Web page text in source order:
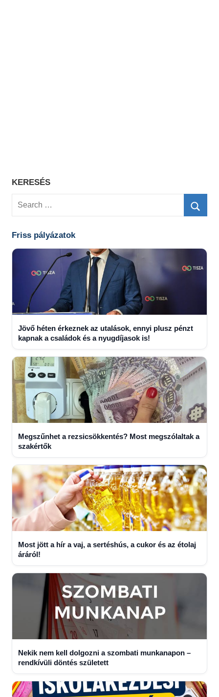
KERESÉS
Search
for:
Friss pályázatok
Jövő héten érkeznek az utalások, ennyi plusz pénzt
kapnak a családok és a nyugdíjasok is!
Megszűnhet a rezsicsökkentés? Most megszólaltak a
szakértők
Most jött a hír a vaj, a sertéshús, a cukor és az étolaj
áráról!
Nekik nem kell dolgozni a szombati munkanapon –
rendkívüli döntés született